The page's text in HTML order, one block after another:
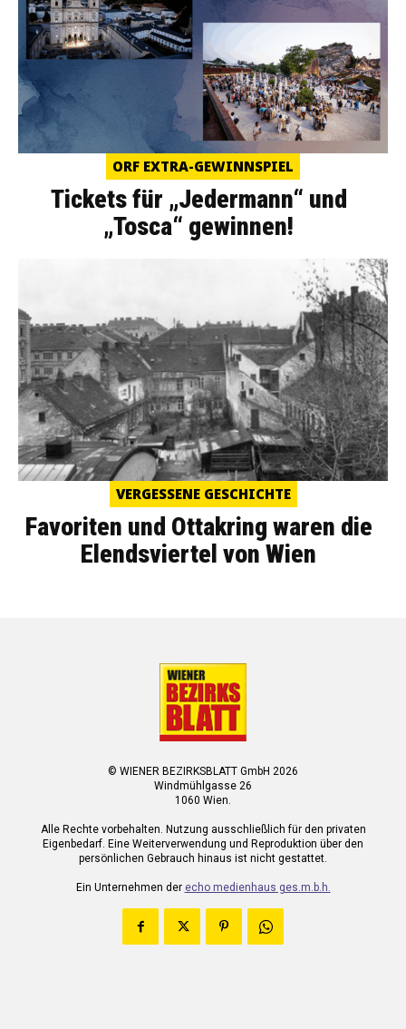
ORF EXTRA-GEWINNSPIEL
Tickets für „Jedermann“ und
„Tosca“ gewinnen!
VERGESSENE GESCHICHTE
Favoriten und Ottakring waren die
Elendsviertel von Wien
© WIENER BEZIRKSBLATT GmbH 2026
Windmühlgasse 26
1060 Wien.
Alle Rechte vorbehalten. Nutzung ausschließlich für den privaten
Eigenbedarf. Eine Weiterverwendung und Reproduktion über den
persönlichen Gebrauch hinaus ist nicht gestattet.
Ein Unternehmen der echo medienhaus ges.m.b.h.